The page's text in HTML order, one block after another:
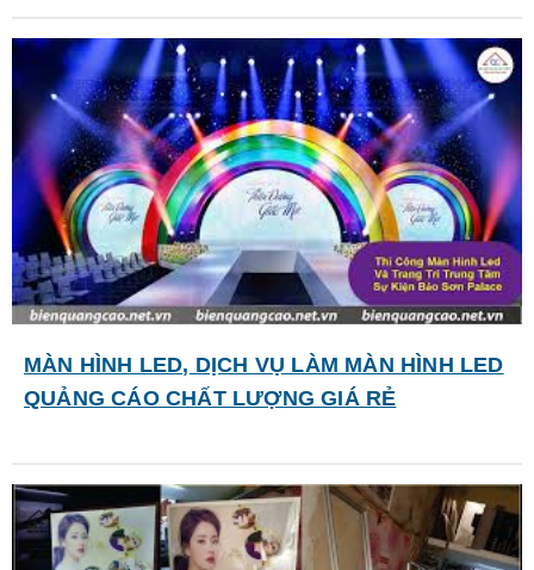
MÀN HÌNH LED, DỊCH VỤ LÀM MÀN HÌNH LED
QUẢNG CÁO CHẤT LƯỢNG GIÁ RẺ